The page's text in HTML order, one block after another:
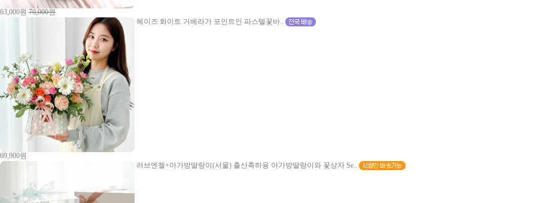
63,000원 70,000원
헤이즈 화이트 거베라가 포인트인 파스텔꽃바..
69,900원
러브엔젤+아가방딸랑이(서울) 출산축하용 아가방딸랑이와 꽃상자 Se..